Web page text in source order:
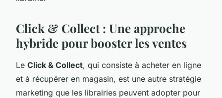
Click & Collect : Une approche
hybride pour booster les ventes
Le Click & Collect, qui consiste à acheter en ligne
et à récupérer en magasin, est une autre stratégie
marketing que les librairies peuvent adopter pour